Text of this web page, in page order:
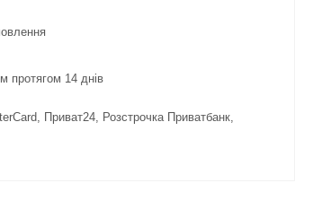
14 днів
Приват24, Розстрочка Приватбанк,